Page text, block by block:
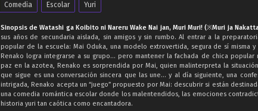
Comedia Escolar Yuri
Sinopsis de Watashi ga Koibito ni Nareru Wake Nai jan, Muri Muri! (※Muri ja
sus años de secundaria aislada, sin amigos y sin rumbo. Al entrar a la
popular de la escuela: Mai Oduka, una modelo extrovertida, segura de sí misma
Renako logra integrarse a su grupo… pero mantener la fachada de chica popular
paz en la azotea, Renako es sorprendida por Mai, quien malinterpreta la
que sigue es una conversación sincera que las une… y al día siguiente, una
intrigada, Renako acepta un “juego” propuesto por Mai: descubrir si están
una comedia romántica escolar donde los malentendidos, las emociones
historia yuri tan caótica como encantadora.